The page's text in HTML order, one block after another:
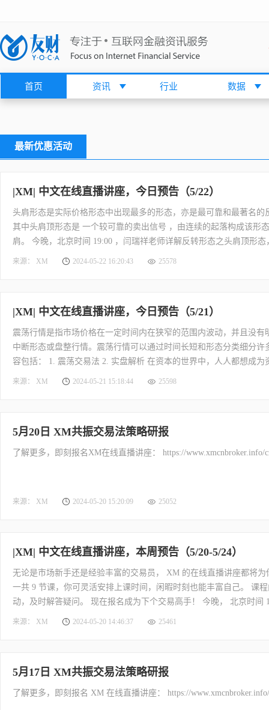
首页 资讯 行业 数据
最新优惠活动
|XM| 中文在线直播讲座，今日预告（5/22）
头肩形态是实际价格形态中出现最多的形态，亦是最可靠和最著名
其中头肩顶形态是 一个较可靠的卖出信号 ，由连续的起落构成该形
肩。 今晚，北京时间 19:00 ，闫瑞祥老师详解反转形态之头肩顶形
元作为世界储备货币，其波动将影响大部分市场产品的趋势。 除了
来源： XM 2024-05-22 16:20:43 25578
|XM| 中文在线直播讲座，今日预告（5/21）
震荡行情是指市场价格在一定时间内在狭窄的范围内波动，并且没
中断形态或盘整行情。震荡行情可以通过时间长短和形态分类细分
容包括： 1. 震荡交易法 2. 实盘解析 在资本的世界中，人人都想成
过程中的一种经济价值，可以增值并产生利润。它只是物质财富，
来源： XM 2024-05-21 15:18:44 25598
5月20日 XM共振交易法策略研报
了解更多，即刻报名XM在线直播讲座： https://www.xmcnbroker.info/
来源： XM 2024-05-20 15:20:09 25052
|XM| 中文在线直播讲座，本周预告（5/20-5/24）
无论是市场新手还是经验丰富的交易员， XM 的在线直播讲座都将
一共 9 节课，你可灵活安排上课时间，闲暇时刻也能丰富自己。 课
动，及时解答疑问。 现在报名成为下个交易高手！ 今晚， 北京时
Ribbon 指标设计 2 ）学会 Ribbon 九大战法 3 ）学会 SOP 标准化
来源： XM 2024-05-20 14:46:37 25461
5月17日 XM共振交易法策略研报
了解更多，即刻报名 XM 在线直播讲座： https://